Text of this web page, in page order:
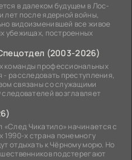
в далеком будущем в Лос-
лет после ядерной войны,
видоизменившей все живое
убежищах, построенных
(2003-2026)
команды профессиональных
- расследовать преступления,
связаны со служащими
возглавляет
Чикатило» начинается с
1990-х страна понемногу
отдыхать к Чёрному морю. Но
подстерегают